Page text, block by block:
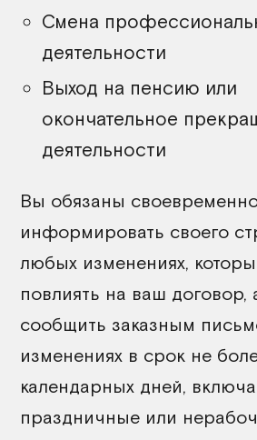
Смена
деятельности
Выход на пенсию или
окончательное
деятельности
Вы обязаны
информировать своего
любых изменениях,
повлиять на ваш договор,
сообщить заказным
изменениях в срок не
календарных дней,
праздничные или